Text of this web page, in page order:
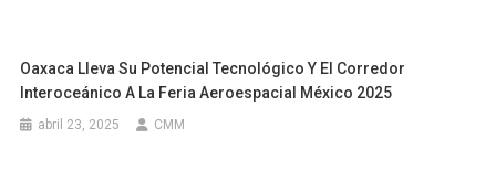
Oaxaca Lleva Su Potencial Tecnológico Y El Corredor
Interoceánico A La Feria Aeroespacial México 2025
abril 23, 2025 CMM